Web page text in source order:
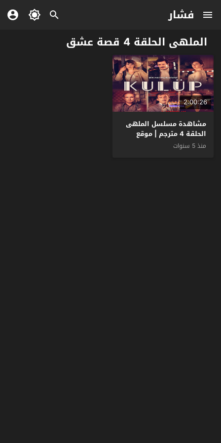
فشار
الملهى الحلقة 4 قصة عشق
2:00:26
مشاهدة مسلسل الملهى
الحلقة 4 مترجم | موقع
قصة عشق
منذ 5 سنوات